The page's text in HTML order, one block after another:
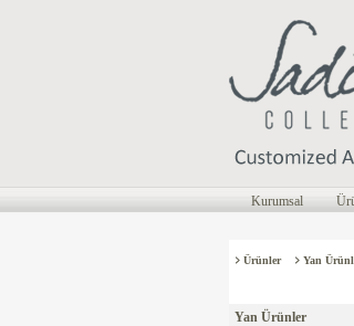
Kurumsal
Ürünler Yan
Yan Ürünler